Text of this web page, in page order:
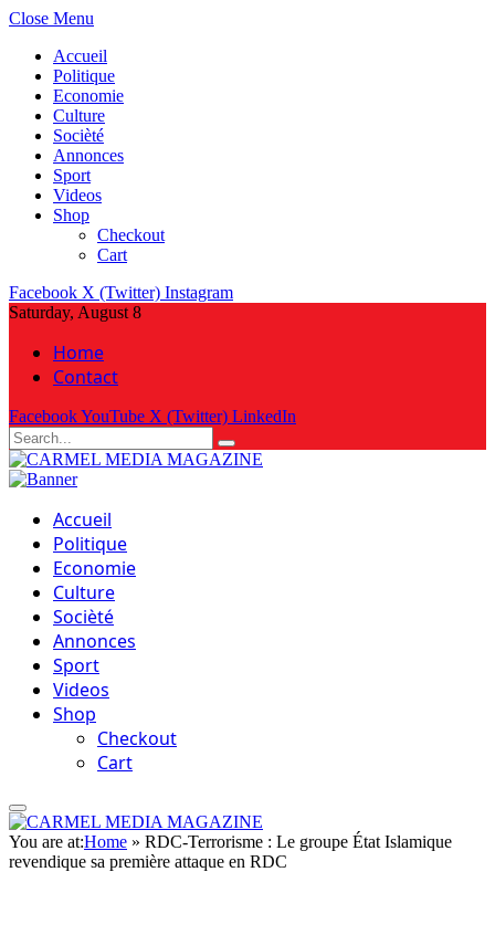
Close Menu
Accueil
Politique
Economie
Culture
Socièté
Annonces
Sport
Videos
Shop
Checkout
Cart
Facebook X (Twitter) Instagram
Saturday, August 8
Home
Contact
FacebookYouTube X (Twitter) LinkedIn
Accueil
Politique
Economie
Culture
Socièté
Annonces
Sport
Videos
Shop
Checkout
Cart
You are at:Home » RDC-Terrorisme : Le groupe État Islamique
revendique sa première attaque en RDC